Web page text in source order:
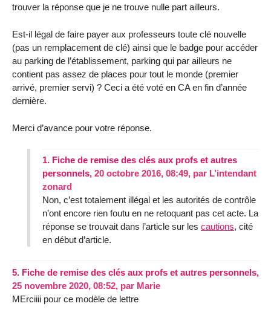
trouver la réponse que je ne trouve nulle part ailleurs.
Est-il légal de faire payer aux professeurs toute clé nouvelle
(pas un remplacement de clé) ainsi que le badge pour accéder
au parking de l’établissement, parking qui par ailleurs ne
contient pas assez de places pour tout le monde (premier
arrivé, premier servi) ? Ceci a été voté en CA en fin d’année
dernière.
Merci d’avance pour votre réponse.
1. Fiche de remise des clés aux profs et autres
personnels, 20 octobre 2016, 08:49, par L’intendant
zonard
Non, c’est totalement illégal et les autorités de contrôle
n’ont encore rien foutu en ne retoquant pas cet acte. La
réponse se trouvait dans l’article sur les cautions, cité
en début d’article.
5. Fiche de remise des clés aux profs et autres personnels,
25 novembre 2020, 08:52, par Marie
MErciiii pour ce modèle de lettre